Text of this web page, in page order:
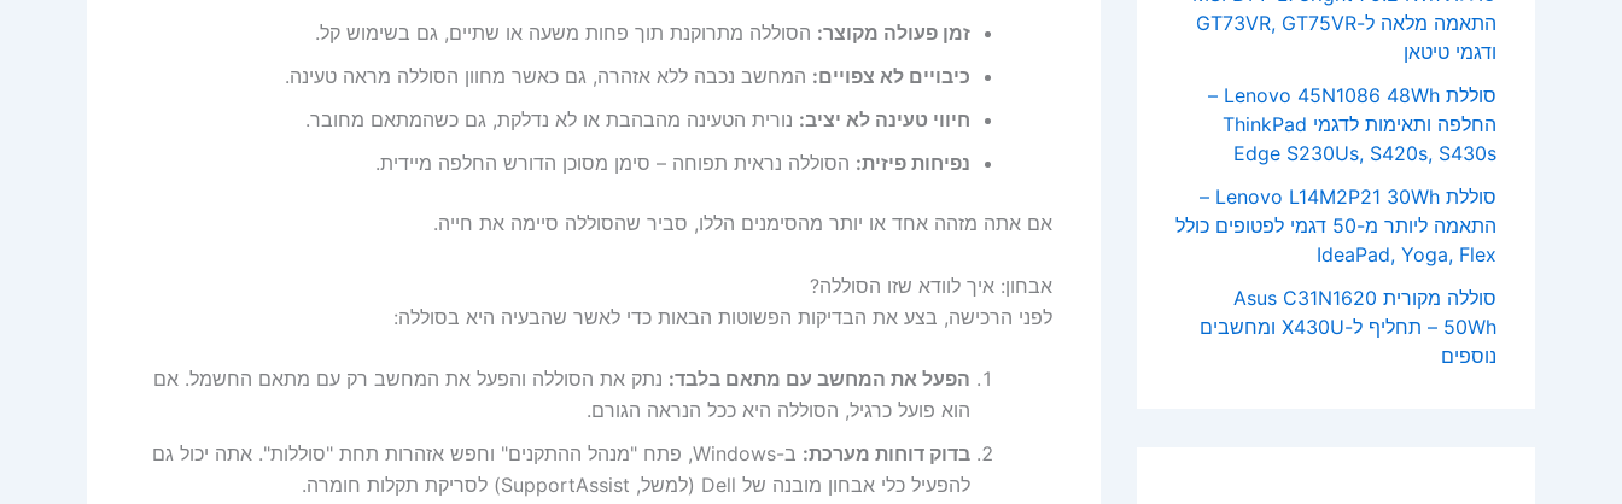
התאמה מלאה ל-GT73VR, GT75VR
ודגמי טיטאן
סוללת Lenovo 45N1086 48Wh –
החלפה ותאימות לדגמי ThinkPad
Edge S230Us, S420s, S430s
סוללת Lenovo L14M2P21 30Wh –
התאמה ליותר מ-50 דגמי לפטופים כולל
IdeaPad, Yoga, Flex
סוללה מקורית Asus C31N1620
50Wh – תחליף ל-X430U ומחשבים
נוספים
זמן פעולה מקוצר: הסוללה מתרוקנת תוך פחות משעה או שתיים, גם בשימוש קל.
כיבויים לא צפויים: המחשב נכבה ללא אזהרה, גם כאשר מחוון הסוללה מראה טעינה.
חיווי טעינה לא יציב: נורית הטעינה מהבהבת או לא נדלקת, גם כשהמתאם מחובר.
נפיחות פיזית: הסוללה נראית תפוחה – סימן מסוכן הדורש החלפה מיידית.
אם אתה מזהה אחד או יותר מהסימנים הללו, סביר שהסוללה סיימה את חייה.
אבחון: איך לוודא שזו הסוללה?
לפני הרכישה, בצע את הבדיקות הפשוטות הבאות כדי לאשר שהבעיה היא בסוללה:
הפעל את המחשב עם מתאם בלבד: נתק את הסוללה והפעל את המחשב רק עם מתאם החשמל. אם
הוא פועל כרגיל, הסוללה היא ככל הנראה הגורם.
בדוק דוחות מערכת:
ב-Windows, פתח "מנהל ההתקנים" וחפש אזהרות תחת "סוללות". אתה יכול גם
להפעיל כלי אבחון מובנה של Dell (למשל, SupportAssist) לסריקת תקלות חומרה.